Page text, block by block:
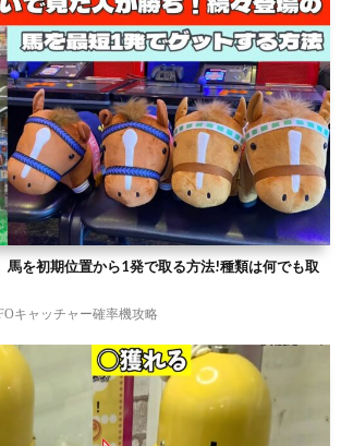
馬を初期位置から1発で取る方法!種類は何でも取
キャッチャー確率機攻略